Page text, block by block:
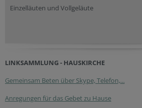
Einzelläuten und Vollgeläute
LINKSAMMLUNG - HAUSKIRCHE
Gemeinsam Beten über Skype, Telefon,...
Anregungen für das Gebet zu Hause